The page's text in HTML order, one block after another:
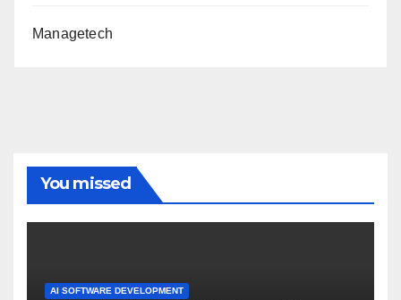
Managetech
You missed
AI SOFTWARE DEVELOPMENT